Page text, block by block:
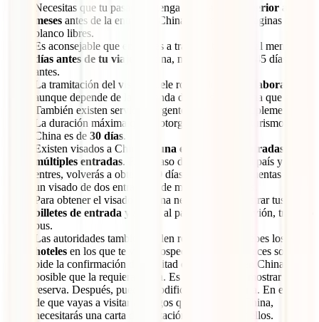
Necesitas que tu pasaporte tenga una
validez superior a 6
meses antes de la entrada a China y al menos 2 páginas en
blanco libres.
Es aconsejable que empieces a tramitar tu visado al menos
días antes de tu viaje
a China, mejor si lo haces 45 días
antes.
La tramitación del visado suele rondar los
5 días laborables
aunque depende de la demanda de visados a China que exista.
También existen servicios urgentes si pagas un suplemento.
La duración máxima que te otorga un visado de turismo a
China es de 30 días.
Existen visados a China de
una entrada, dos entradas y
múltiples entradas. En el caso de que salgas del país y
entres, volverás a obtener 30 días de estancia si cuentas con
un visado de dos entradas o de múltiples entradas.
Para obtener el visado a China necesitarás demostrar tus
billetes de entrada y salida
al país, ya sean de avión, trenes o
bus.
Las autoridades también suelen requerir que pruebes los
hoteles en los que te vas a hospedar. Aunque a veces solo se
pide la confirmación de la mitad de la estancia en China, es
posible que la requieran toda. Es suficiente con mostrar una
reserva. Después, puedes modificarla o cancelarla. En el caso
de que vayas a visitar a amigos que residan en China,
necesitarás una carta de invitación realizada por ellos.